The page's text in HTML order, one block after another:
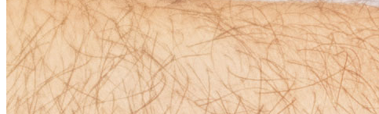
ACESSÓRIOS ROSCADOS